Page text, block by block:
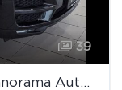
39
Jaguar F-Pace AWD 180 Hp Panorama Auto LED